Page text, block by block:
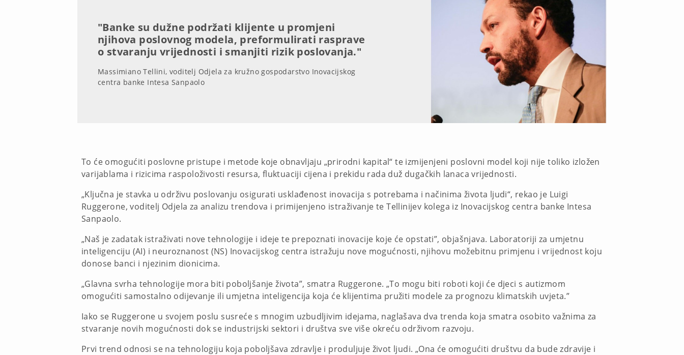
"Banke su dužne podržati klijente u promjeni
njihova poslovnog modela, preformulirati rasprave
o stvaranju vrijednosti i smanjiti rizik poslovanja."
Massimiano Tellini, voditelj Odjela za kružno gospodarstvo Inovacijskog
centra banke Intesa Sanpaolo
To će omogućiti poslovne pristupe i metode koje obnavljaju „prirodni kapital“ te izmijenjeni poslovni model koji nije toliko izložen
varijablama i rizicima raspoloživosti resursa, fluktuaciji cijena i prekidu rada duž dugačkih lanaca vrijednosti.
„Ključna je stavka u održivu poslovanju osigurati usklađenost inovacija s potrebama i načinima života ljudi“, rekao je Luigi
Ruggerone, voditelj Odjela za analizu trendova i primijenjeno istraživanje te Tellinijev kolega iz Inovacijskog centra banke Intesa
Sanpaolo.
„Naš je zadatak istraživati nove tehnologije i ideje te prepoznati inovacije koje će opstati”, objašnjava. Laboratoriji za umjetnu
inteligenciju (AI) i neuroznanost (NS) Inovacijskog centra istražuju nove mogućnosti, njihovu možebitnu primjenu i vrijednost koju
donose banci i njezinim dionicima.
„Glavna svrha tehnologije mora biti poboljšanje života”, smatra Ruggerone. „To mogu biti roboti koji će djeci s autizmom
omogućiti samostalno odijevanje ili umjetna inteligencija koja će klijentima pružiti modele za prognozu klimatskih uvjeta.”
Iako se Ruggerone u svojem poslu susreće s mnogim uzbudljivim idejama, naglašava dva trenda koja smatra osobito važnima za
stvaranje novih mogućnosti dok se industrijski sektori i društva sve više okreću održivom razvoju.
Prvi trend odnosi se na tehnologiju koja poboljšava zdravlje i produljuje život ljudi. „Ona će omogućiti društvu da bude zdravije i